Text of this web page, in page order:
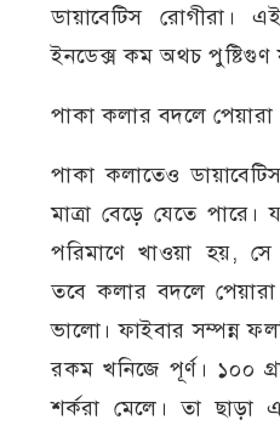
ডায়াবেটিস রোগীরা।
ইনডেক্স কম অথচ পুষ্টিগুণ
পাকা কলার বদলে পেয়ারা
পাকা কলাতেও
মাত্রা বেড়ে যেতে
পরিমাণে খাওয়া হয়, সে
তবে কলার বদলে
ভালো। ফাইবার সম্পন্ন
রকম খনিজে পূর্ণ। ১০০
শর্করা মেলে। তা ছাড়া